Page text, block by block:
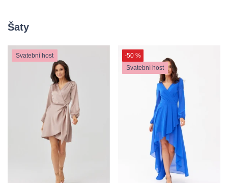
Šaty
Svatební host
-50 %
Svatební host